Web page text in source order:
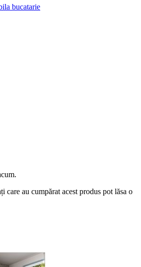
bucatarie
care au cumpărat acest produs pot lăsa o